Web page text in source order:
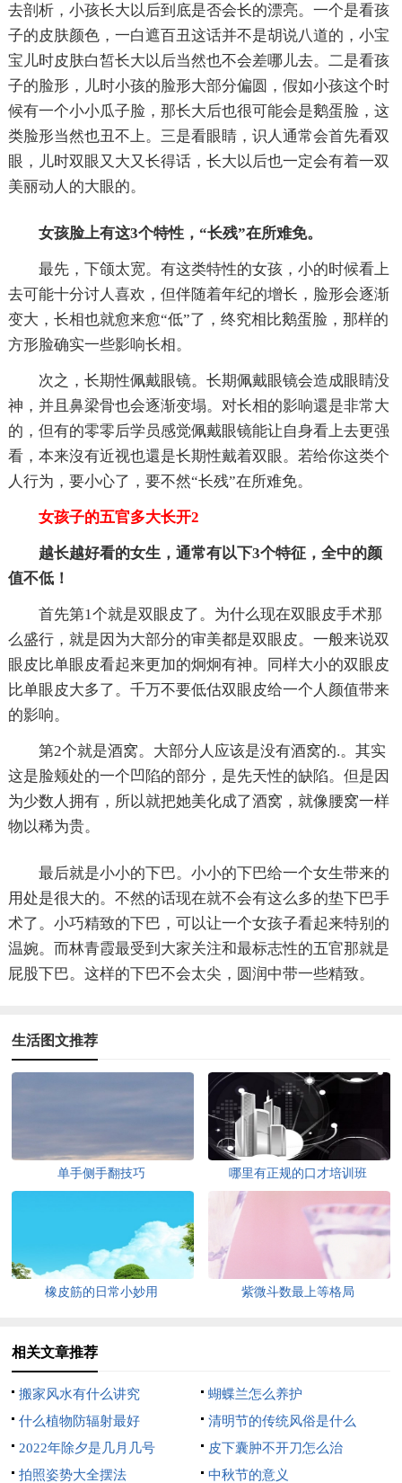
去剖析，小孩长大以后到底是否会长的漂亮。一个是看孩
子的皮肤颜色，一白遮百丑这话并不是胡说八道的，小宝
宝儿时皮肤白皙长大以后当然也不会差哪儿去。二是看孩
子的脸形，儿时小孩的脸形大部分偏圆，假如小孩这个时
候有一个小小瓜子脸，那长大后也很可能会是鹅蛋脸，这
类脸形当然也丑不上。三是看眼睛，识人通常会首先看双
眼，儿时双眼又大又长得话，长大以后也一定会有着一双
美丽动人的大眼的。
女孩脸上有这3个特性，“长残”在所难免。
最先，下颌太宽。有这类特性的女孩，小的时候看上
去可能十分讨人喜欢，但伴随着年纪的增长，脸形会逐渐
变大，长相也就愈来愈“低”了，终究相比鹅蛋脸，那样的
方形脸确实一些影响长相。
次之，长期性佩戴眼镜。长期佩戴眼镜会造成眼睛没
神，并且鼻梁骨也会逐渐变塌。对长相的影响還是非常大
的，但有的零零后学员感觉佩戴眼镜能让自身看上去更强
看，本来沒有近视也還是长期性戴着双眼。若给你这类个
人行为，要小心了，要不然“长残”在所难免。
女孩子的五官多大长开2
越长越好看的女生，通常有以下3个特征，全中的颜
值不低！
首先第1个就是双眼皮了。为什么现在双眼皮手术那
么盛行，就是因为大部分的审美都是双眼皮。一般来说双
眼皮比单眼皮看起来更加的炯炯有神。同样大小的双眼皮
比单眼皮大多了。千万不要低估双眼皮给一个人颜值带来
的影响。
第2个就是酒窝。大部分人应该是没有酒窝的.。其实
这是脸颊处的一个凹陷的部分，是先天性的缺陷。但是因
为少数人拥有，所以就把她美化成了酒窝，就像腰窝一样
物以稀为贵。
最后就是小小的下巴。小小的下巴给一个女生带来的
用处是很大的。不然的话现在就不会有这么多的垫下巴手
术了。小巧精致的下巴，可以让一个女孩子看起来特别的
温婉。而林青霞最受到大家关注和最标志性的五官那就是
屁股下巴。这样的下巴不会太尖，圆润中带一些精致。
生活图文推荐
单手侧手翻技巧 哪里有正规的口才培训班
橡皮筋的日常小妙用 紫微斗数最上等格局
相关文章推荐
搬家风水有什么讲究
蝴蝶兰怎么养护
什么植物防辐射最好
清明节的传统风俗是什么
2022年除夕是几月几号
皮下囊肿不开刀怎么治
拍照姿势大全摆法
中秋节的意义